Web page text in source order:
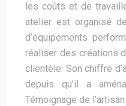
les coûts et de
atelier est organisé
d’équipements
réaliser des créations
clientèle. Son chiffre
depuis qu’il a
Témoignage de